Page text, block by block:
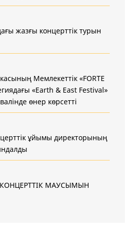
жазғы концерттік турын
Мемлекеттік «FORTE
«Earth & East Festival»
өнер көрсетті
ұйымы директорының
КОНЦЕРТТІК МАУСЫМЫН